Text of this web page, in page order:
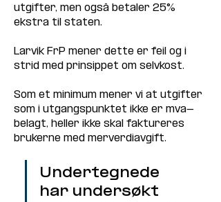
utgifter, men også betaler 25%
ekstra til staten.
Larvik FrP mener dette er feil og i
strid med prinsippet om selvkost.
Som et minimum mener vi at utgifter
som i utgangspunktet ikke er mva-
belagt, heller ikke skal faktureres
brukerne med merverdiavgift.
Undertegnede
har undersøkt